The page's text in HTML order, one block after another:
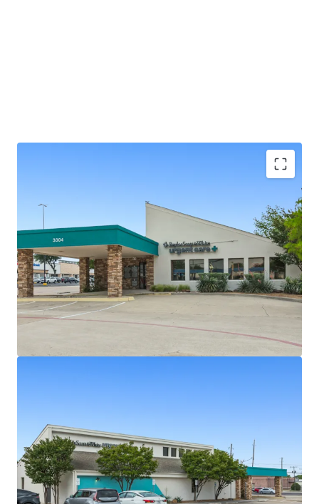
±2.0 years of lease term remaining
Absolute NNN - ZERO landlord responsibilities
Baylor Scott & White is the largest not-for-profit
health system in Texas, serving 3M+ patients
annually
25+ years of operating history at this location
Outparcel to a shopping center
Densely populated with over 326,939 residents in a
mile radius
On intersection of highly trafficked W Parker Rd
and Alma Dr with exposure to over 46,900+ VPD